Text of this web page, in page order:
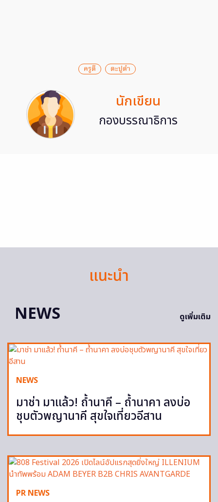
ครูตี ตะปูตำ
นักเขียน
กองบรรณาธิการ
แนะนำ
NEWS
ดูเพิ่มเติม
NEWS
มาช่า มาแล้ว! ถ้ำนาคี – ถ้ำนาคา ลงบ่อ
ชุบตัวพญานาคี สุขใจเที่ยวอีสาน
PR NEWS